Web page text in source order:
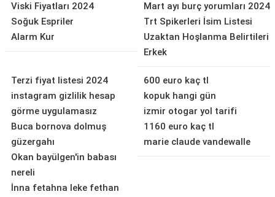
Viski Fiyatları 2024
Soğuk Espriler
Alarm Kur
Mart ayı burç yorumları 2024
Trt Spikerleri İsim Listesi
Uzaktan Hoşlanma Belirtileri
Erkek
Terzi fiyat listesi 2024
instagram gizlilik hesap
görme uygulamasız
Buca bornova dolmuş
güzergahı
Okan bayülgen'in babası
nereli
İnna fetahna leke fethan
600 euro kaç tl
kopuk hangi gün
izmir otogar yol tarifi
1160 euro kaç tl
marie claude vandewalle